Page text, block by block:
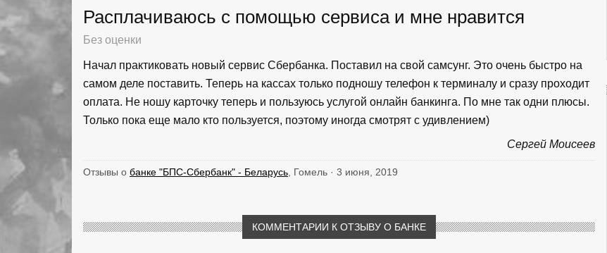
Расплачиваюсь с помощью сервиса и мне нравится
Без оценки
Начал практиковать новый сервис Сбербанка. Поставил на свой самсунг. Это очень быстро на
самом деле поставить. Теперь на кассах только подношу телефон к терминалу и сразу проходит
оплата. Не ношу карточку теперь и пользуюсь услугой онлайн банкинга. По мне так одни плюсы.
Только пока еще мало кто пользуется, поэтому иногда смотрят с удивлением)
Сергей Моисеев
Отзывы о банке "БПС-Сбербанк" - Беларусь , Гомель · 3 июня, 2019
КОММЕНТАРИИ К ОТЗЫВУ О БАНКЕ